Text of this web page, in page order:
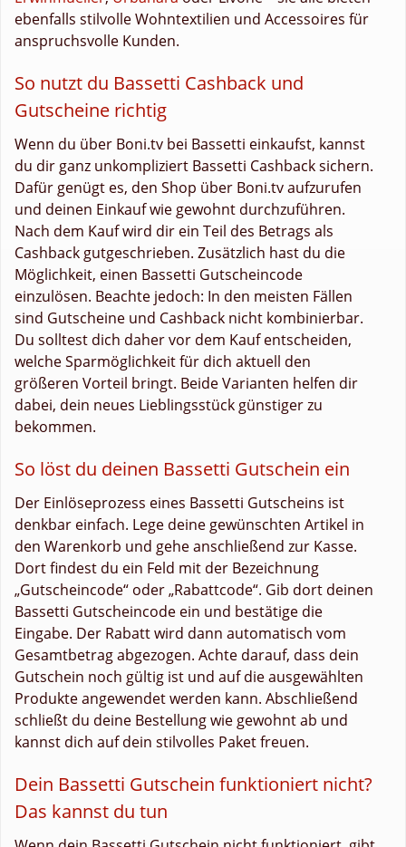
ebenfalls stilvolle Wohntextilien und Accessoires für
anspruchsvolle Kunden.
So nutzt du Bassetti Cashback und
Gutscheine richtig
Wenn du über Boni.tv bei Bassetti einkaufst, kannst
du dir ganz unkompliziert Bassetti Cashback sichern.
Dafür genügt es, den Shop über Boni.tv aufzurufen
und deinen Einkauf wie gewohnt durchzuführen.
Nach dem Kauf wird dir ein Teil des Betrags als
Cashback gutgeschrieben. Zusätzlich hast du die
Möglichkeit, einen Bassetti Gutscheincode
einzulösen. Beachte jedoch: In den meisten Fällen
sind Gutscheine und Cashback nicht kombinierbar.
Du solltest dich daher vor dem Kauf entscheiden,
welche Sparmöglichkeit für dich aktuell den
größeren Vorteil bringt. Beide Varianten helfen dir
dabei, dein neues Lieblingsstück günstiger zu
bekommen.
So löst du deinen Bassetti Gutschein ein
Der Einlöseprozess eines Bassetti Gutscheins ist
denkbar einfach. Lege deine gewünschten Artikel in
den Warenkorb und gehe anschließend zur Kasse.
Dort findest du ein Feld mit der Bezeichnung
„Gutscheincode“ oder „Rabattcode“. Gib dort deinen
Bassetti Gutscheincode ein und bestätige die
Eingabe. Der Rabatt wird dann automatisch vom
Gesamtbetrag abgezogen. Achte darauf, dass dein
Gutschein noch gültig ist und auf die ausgewählten
Produkte angewendet werden kann. Abschließend
schließt du deine Bestellung wie gewohnt ab und
kannst dich auf dein stilvolles Paket freuen.
Dein Bassetti Gutschein funktioniert nicht?
Das kannst du tun